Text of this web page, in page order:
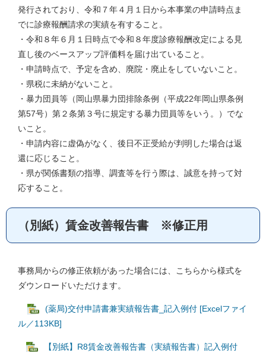
発行されており、令和７年４月１日から本事業の申請時点ま
でに診療報酬請求の実績を有すること。
・令和８年６月１日時点で令和８年度診療報酬改定による見
直し後のベースアップ評価料を届け出ていること。
・申請時点で、予定を含め、廃院・廃止をしていないこと。
・県税に未納がないこと。
・暴力団員等（岡山県暴力団排除条例（平成22年岡山県条例
第57号）第２条第３号に規定する暴力団員等をいう。）でな
いこと。
・申請内容に虚偽がなく、後日不正受給が判明した場合は返
還に応じること。
・県が関係書類の指導、調査等を行う際は、誠意を持って対
応すること。
（別紙）賃金改善報告書 ※修正用
事務局からの修正依頼があった場合には、こちらから様式を
ダウンロードいただけます。
(薬局)交付申請書兼実績報告書_記入例付 [Excelファイ
ル／113KB]
【別紙】R8賃金改善報告書（実績報告書）記入例付